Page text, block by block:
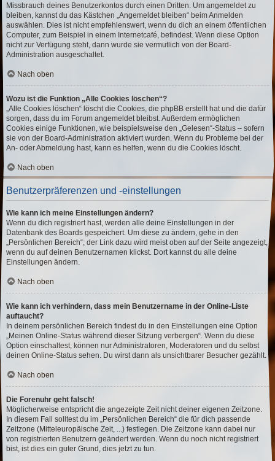
Missbrauch deines Benutzerkontos durch einen Dritten. Um angemeldet zu
bleiben, kannst du das Kästchen „Angemeldet bleiben“ beim Anmelden
auswählen. Dies ist nicht empfehlenswert, wenn du dich an einem öffentlichen
Computer, zum Beispiel in einem Internetcafé, befindest. Wenn diese Option
nicht zur Verfügung steht, dann wurde sie vermutlich von der Board-
Administration ausgeschaltet.
Nach oben
Wozu ist die Funktion „Alle Cookies löschen“?
„Alle Cookies löschen“ löscht die Cookies, die phpBB erstellt hat und die dafür
sorgen, dass du im Forum angemeldet bleibst. Außerdem ermöglichen
Cookies einige Funktionen, wie beispielsweise den „Gelesen“-Status – sofern
sie von der Board-Administration aktiviert wurden. Wenn du Probleme bei der
An- oder Abmeldung hast, kann es helfen, wenn du die Cookies löscht.
Nach oben
Benutzerpräferenzen und -einstellungen
Wie kann ich meine Einstellungen ändern?
Wenn du dich registriert hast, werden alle deine Einstellungen in der
Datenbank des Boards gespeichert. Um diese zu ändern, gehe in den
„Persönlichen Bereich“; der Link dazu wird meist oben auf der Seite angezeigt,
wenn du auf deinen Benutzernamen klickst. Dort kannst du alle deine
Einstellungen ändern.
Nach oben
Wie kann ich verhindern, dass mein Benutzername in der Online-Liste
auftaucht?
In deinem persönlichen Bereich findest du in den Einstellungen eine Option
„Meinen Online-Status während dieser Sitzung verbergen“. Wenn du diese
Option einschaltest, können nur Administratoren, Moderatoren und du selbst
deinen Online-Status sehen. Du wirst dann als unsichtbarer Besucher gezählt.
Nach oben
Die Forenuhr geht falsch!
Möglicherweise entspricht die angezeigte Zeit nicht deiner eigenen Zeitzone.
In diesem Fall solltest du im „Persönlichen Bereich“ die für dich passende
Zeitzone (Mitteleuropäische Zeit, ...) festlegen. Die Zeitzone kann dabei nur
von registrierten Benutzern geändert werden. Wenn du noch nicht registriert
bist, ist dies ein guter Grund, dies jetzt zu tun.